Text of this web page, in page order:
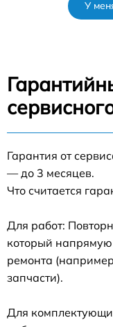
У
Гарантия от
— до 3 месяцев.
Что считается
Для работ:
который напрямую
ремонта
запчасти).
Для